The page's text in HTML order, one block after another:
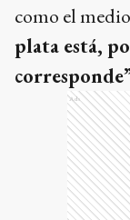
como el
plata está,
Ads